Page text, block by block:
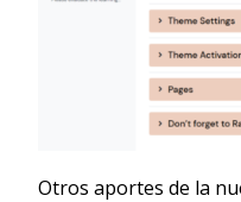
Otros aportes de la